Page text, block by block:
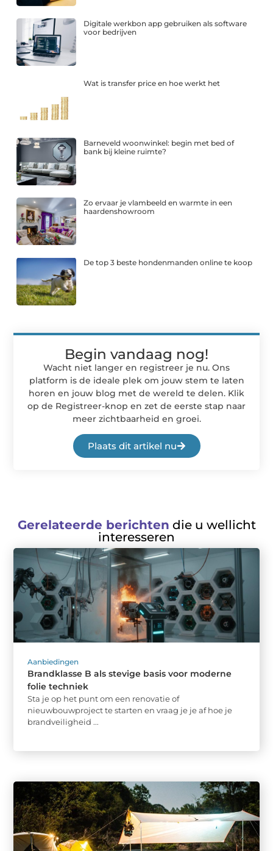
Digitale werkbon app gebruiken als software
voor bedrijven
Wat is transfer price en hoe werkt het
Barneveld woonwinkel: begin met bed of
bank bij kleine ruimte?
Zo ervaar je vlambeeld en warmte in een
haardenshowroom
De top 3 beste hondenmanden online te koop
Begin vandaag nog!
Wacht niet langer en registreer je nu. Ons
platform is de ideale plek om jouw stem te laten
horen en jouw blog met de wereld te delen. Klik
op de Registreer-knop en zet de eerste stap naar
meer zichtbaarheid en groei.
Plaats dit artikel nu
Gerelateerde berichten die u wellicht
interesseren
Aanbiedingen
Brandklasse B als stevige basis voor moderne
folie techniek
Sta je op het punt om een renovatie of
nieuwbouwproject te starten en vraag je je af hoe je
brandveiligheid ...